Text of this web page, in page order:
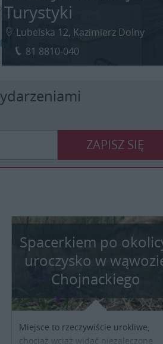
Turystyki
Lubelska 12, Kazimierz Dolny
81 8810-040
ZAPISZ SIĘ
Spacerkiem po
uroczysko w
Chojnackiego
Miejsce to rzeczywiście urokliwe,
chociaż wciąż widać niezaleczone